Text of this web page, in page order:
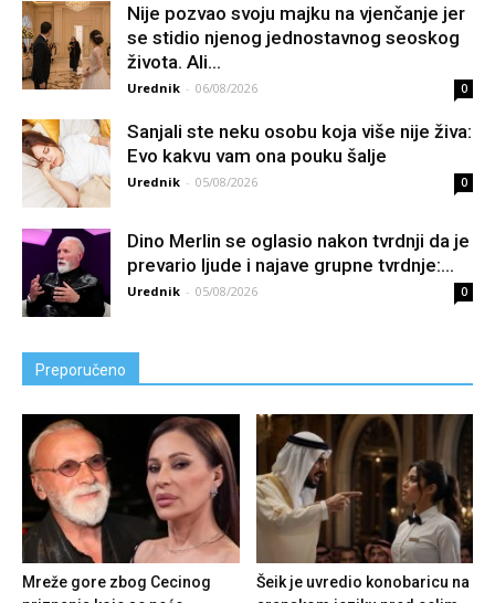
Nije pozvao svoju majku na vjenčanje jer
se stidio njenog jednostavnog seoskog
života. Ali...
Urednik - 06/08/2026 0
Sanjali ste neku osobu koja više nije živa:
Evo kakvu vam ona pouku šalje
Urednik - 05/08/2026 0
Dino Merlin se oglasio nakon tvrdnji da je
prevario ljude i najave grupne tvrdnje:...
Urednik - 05/08/2026 0
Preporučeno
Mreže gore zbog Cecinog
Šeik je uvredio konobaricu na